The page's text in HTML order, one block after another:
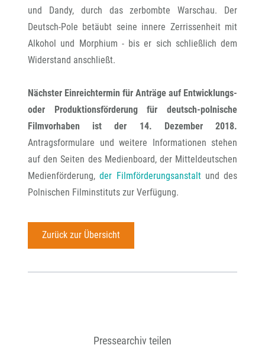
und Dandy, durch das zerbombte Warschau. Der
Deutsch-Pole betäubt seine innere Zerrissenheit mit
Alkohol und Morphium - bis er sich schließlich dem
Widerstand anschließt.
Nächster Einreichtermin für Anträge auf Entwicklungs-
oder Produktionsförderung für deutsch-polnische
Filmvorhaben ist der 14. Dezember 2018.
Antragsformulare und weitere Informationen stehen
auf den Seiten des Medienboard, der Mitteldeutschen
Medienförderung,der Filmförderungsanstaltund des
Polnischen Filminstituts zur Verfügung.
Zurück zur Übersicht
Pressearchiv teilen